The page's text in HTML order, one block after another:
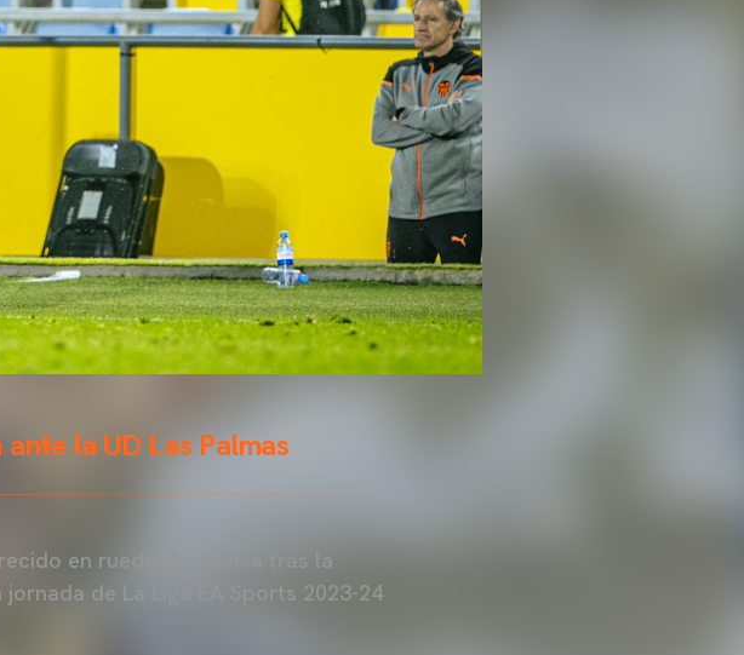
la UD Las Palmas
en rueda de prensa tras la
de La Liga EA Sports 2023-24